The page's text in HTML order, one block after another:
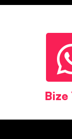
Bize
Whatsapp :